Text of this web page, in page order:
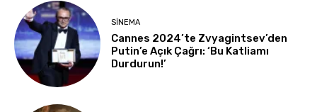
SINEMA
Cannes 2024’te Zvyagintsev’den
Putin’e Açık Çağrı: ‘Bu Katliamı
Durdurun!’